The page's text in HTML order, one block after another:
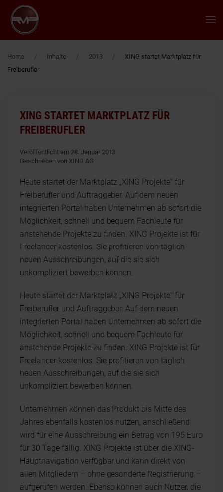
Zum Hauptinhalt springen
Home Inhalte 2013
XING startet Marktplatz für
Freiberufler
XING STARTET MARKTPLATZ FÜR
FREIBERUFLER
Veröffentlicht am 28. Januar 2013
Geschrieben von XING AG
Heute startet der Marktplatz „XING Projekte" für
Freiberufler und Auftraggeber. Auf dem neuen
integrierten Portal haben Unternehmen ab sofort die
Möglichkeit, schnell und bequem Fachleute für
anstehende Projekte zu finden. XING Projekte ist für
Freelancer kostenlos. Sie profitieren von täglich
neuen Ausschreibungen, auf die sie sich
unkompliziert bewerben können.
Heute startet der Marktplatz „XING Projekte" für
Freiberufler und Auftraggeber. Auf dem neuen
integrierten Portal haben Unternehmen ab sofort die
Möglichkeit, schnell und bequem Fachleute für
anstehende Projekte zu finden. XING Projekte ist für
Freelancer kostenlos. Sie profitieren von täglich
neuen Ausschreibungen, auf die sie sich
unkompliziert bewerben können.
Unternehmen können das Produkt bis Mitte des
Jahres ebenfalls kostenlos nutzen, anschließend
wird für eine Ausschreibung ein Betrag von 195 Euro
für 30 Tage fällig. XING Projekte ist über die XING-
Hauptnavigation verfügbar und kann direkt von
allen Mitgliedern – ohne gesonderte Registrierung –
aufgerufen werden. Ebenso können auch Nutzer, die